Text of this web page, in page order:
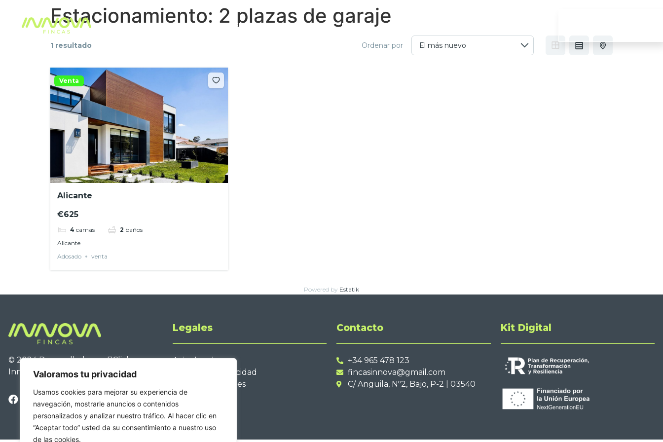
Valoramos tu privacidad
Usamos cookies para mejorar su experiencia de
navegación, mostrarle anuncios o contenidos
personalizados y analizar nuestro tráfico. Al hacer clic en
“Aceptar todo” usted da su consentimiento a nuestro uso
de las cookies.
TRASTEROS ALMACENES OFICINAS FINCAS
Estacionamiento: 2 plazas de garaje
1 resultado Ordenar por
Venta
Alicante
€625
4 camas 2 baños
Alicante
Adosado
venta
Powered by Estatik
© 2024 Desarrollado por7Clickspara
Innova Fincas
Legales
Aviso legal
Política de privacidad
Política de cookies
Accesibilidad
Contacto
+34 965 478 123
fincasinnova@gmail.com
C/ Anguila, Nº2, Bajo, P-2 | 03540
Kit Digital